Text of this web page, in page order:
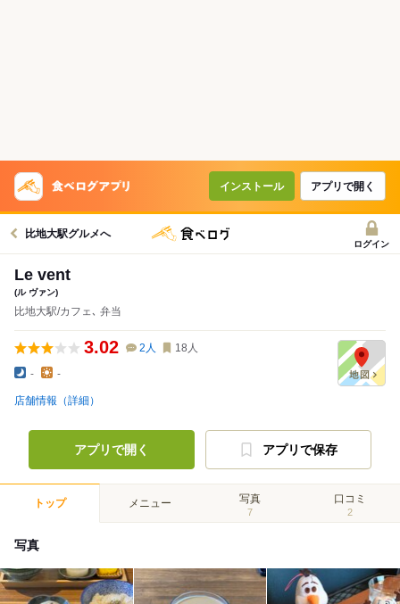
インストール アプリで開く
比地大駅グルメへ
ログイン
Le vent
(ル ヴァン)
比地大駅/カフェ､ 弁当
3.02 2 人 18 人
- -
店舗情報（詳細）
アプリで開く アプリで保存
トップ メニュー 写真
7
口コミ
2
写真